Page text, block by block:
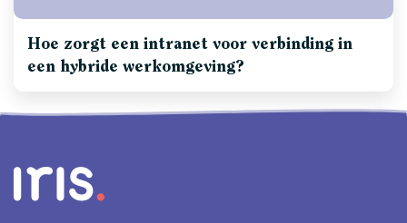
Hoe zorgt een intranet voor verbinding in
een hybride werkomgeving?